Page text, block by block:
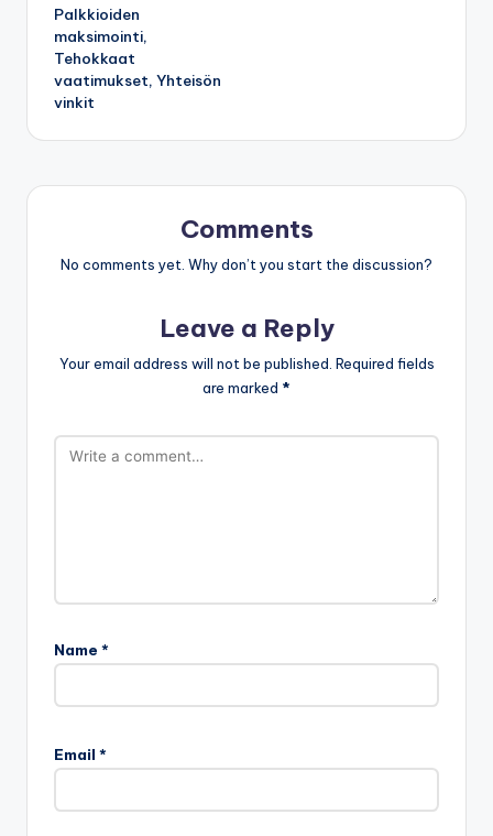
Palkkioiden
maksimointi,
Tehokkaat
vaatimukset, Yhteisön
vinkit
Comments
No comments yet. Why don’t you start the discussion?
Leave a Reply
Your email address will not be published. Required fields
are marked *
Name *
Email *